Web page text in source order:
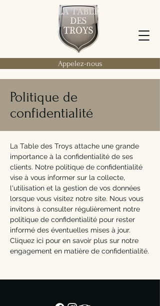
Appelez-nous
Politique de
confidentialité
La Table des Troys attache une grande
importance à la confidentialité de ses
clients. Notre politique de confidentialité
vise à vous informer sur la collecte,
l'utilisation et la gestion de vos données
lorsque vous visitez notre site. Nous vous
invitons à consulter régulièrement notre
politique de confidentialité pour rester
informé des éventuelles mises à jour.
Cliquez ici pour en savoir plus sur notre
engagement en matière de confidentialité.